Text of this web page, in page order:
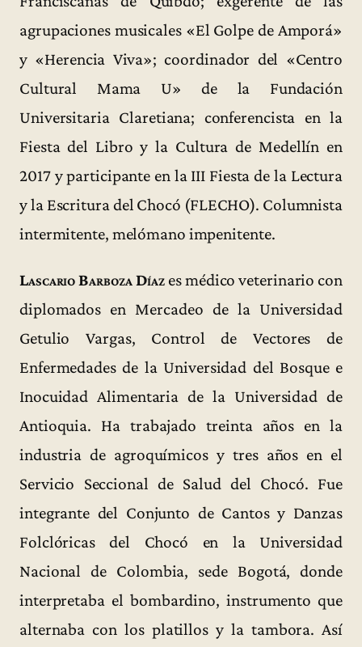
agrupaciones musicales «El Golpe de Amporá»
y «Herencia Viva»; coordinador del «Centro
Cultural Mama U» de la Fundación
Universitaria Claretiana; conferencista en la
Fiesta del Libro y la Cultura de Medellín en
2017 y participante en la III Fiesta de la Lectura
y la Escritura del Chocó (FLECHO). Columnista
intermitente, melómano impenitente.
Lascario Barboza Díaz es médico veterinario con
diplomados en Mercadeo de la Universidad
Getulio Vargas, Control de Vectores de
Enfermedades de la Universidad del Bosque e
Inocuidad Alimentaria de la Universidad de
Antioquia. Ha trabajado treinta años en la
industria de agroquímicos y tres años en el
Servicio Seccional de Salud del Chocó. Fue
integrante del Conjunto de Cantos y Danzas
Folclóricas del Chocó en la Universidad
Nacional de Colombia, sede Bogotá, donde
interpretaba el bombardino, instrumento que
alternaba con los platillos y la tambora. Así